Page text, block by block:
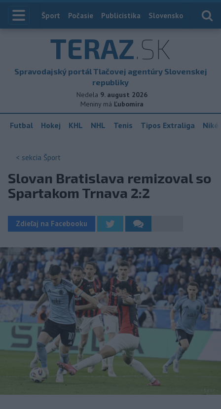
Index
Šport Počasie Publicistika Slovensko
TERAZ.SK
Spravodajský portál Tlačovej agentúry Slovenskej
republiky
Nedela 9. august 2026
Meniny má Ľubomíra
Futbal Hokej KHL NHL Tenis Tipos Extraliga
< sekcia Šport
Slovan Bratislava remizoval so
Spartakom Trnava 2:2
Zdieľaj na Facebooku